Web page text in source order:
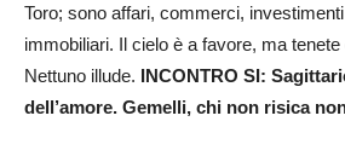
Toro; sono affari, commerci,
immobiliari. Il cielo è a favore, ma
Nettuno illude. INCONTRO SI:
dell’amore. Gemelli, chi non risica